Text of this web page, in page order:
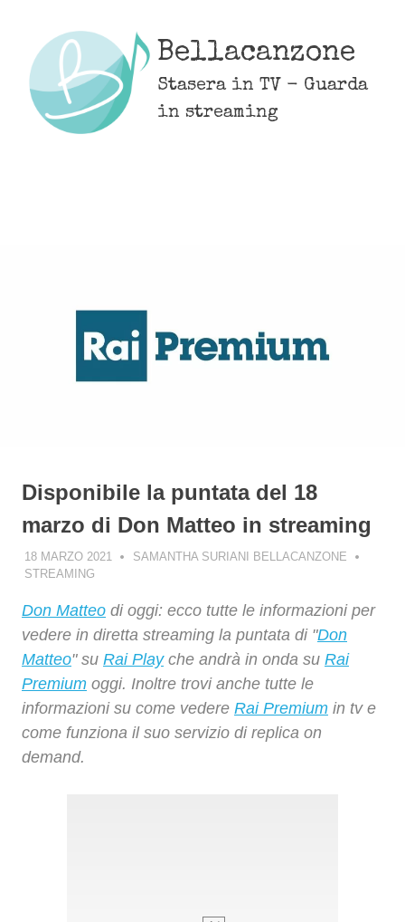
content
Bellacanzone
Stasera in TV - Guarda
in streaming
Disponibile la puntata del 18
marzo di Don Matteo in streaming
18 MARZO 2021
SAMANTHA SURIANI BELLACANZONE
STREAMING
Don Matteo di oggi: ecco tutte le informazioni per
vedere in diretta streaming la puntata di "Don
Matteo" su Rai Playche andrà in onda su Rai
Premium oggi. Inoltre trovi anche tutte le
informazioni su come vedere Rai Premium in tv e
come funziona il suo servizio di replica on
demand.